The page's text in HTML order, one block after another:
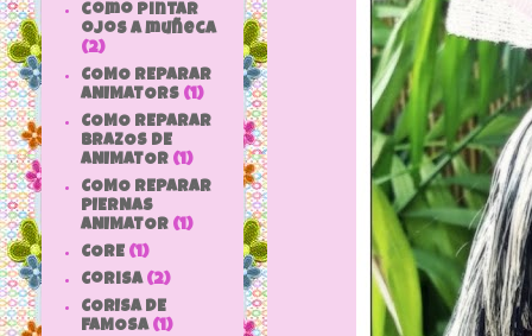
como pintar
ojos a muñeca
(2)
COMO REPARAR
ANIMATORS (1)
COMO REPARAR
BRAZOS DE
ANIMATOR (1)
COMO REPARAR
PIERNAS
ANIMATOR (1)
CORE (1)
Corisa (2)
CORISA DE
FAMOSA (1)